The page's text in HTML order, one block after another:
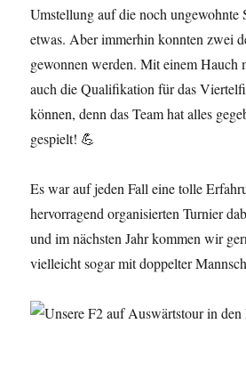
Umstellung auf die noch ungewohnte
etwas. Aber immerhin konnten zwei
gewonnen werden. Mit einem Hauch
auch die Qualifikation für das
können, denn das Team hat alles
gespielt! 💪
Es war auf jeden Fall eine tolle
hervorragend organisierten Turnier
und im nächsten Jahr kommen wir
vielleicht sogar mit doppelter